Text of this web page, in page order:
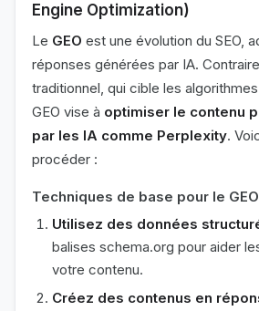
Engine Optimization)
Le GEO est une évolution du SEO,
réponses générées par IA.
traditionnel, qui cible les
GEO vise à optimiser le contenu
par les IA comme Perplexity.
procéder :
Techniques de base pour le GEO
Utilisez des données
balises schema.org pour aider
votre contenu.
Créez des contenus en